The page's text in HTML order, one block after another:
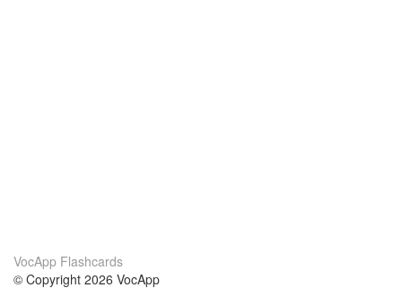
VocApp Flashcards
© Copyright 2026 VocApp